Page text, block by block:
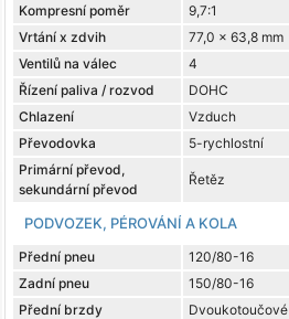
Kompresní poměr
9,7:1
Vrtání x zdvih
77,0 x 63,8 mm
Ventilů na válec
4
Řízení paliva / rozvod
DOHC
Chlazení
Vzduch
Převodovka
5-rychlostní
Primární převod,
sekundární převod
Řetěz
PODVOZEK, PÉROVÁNÍ A KOLA
Přední pneu
120/80-16
Zadní pneu
150/80-16
Přední brzdy
Dvoukotoučové